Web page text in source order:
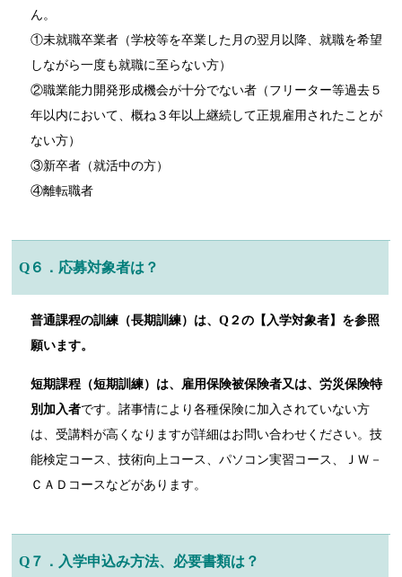
ん。
①未就職卒業者（学校等を卒業した月の翌月以降、就職を希望
しながら一度も就職に至らない方）
②職業能力開発形成機会が十分でない者（フリーター等過去５
年以内において、概ね３年以上継続して正規雇用されたことが
ない方）
③新卒者（就活中の方）
④離転職者
Q６．応募対象者は？
普通課程の訓練（長期訓練）は、Q２の【入学対象者】を参照
願います。
短期課程（短期訓練）は、雇用保険被保険者又は、労災保険特
別加入者です。諸事情により各種保険に加入されていない方
は、受講料が高くなりますが詳細はお問い合わせください。技
能検定コース、技術向上コース、パソコン実習コース、ＪＷ－
ＣＡＤコースなどがあります。
Q７．入学申込み方法、必要書類は？